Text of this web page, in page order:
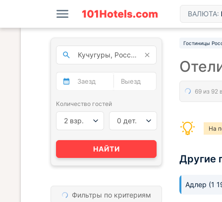
ВАЛЮТА:
Гостиницы
На
Другие
Адлер (1
Количество гостей
2 взр. 0 дет.
НАЙТИ
Фильтры по критериям